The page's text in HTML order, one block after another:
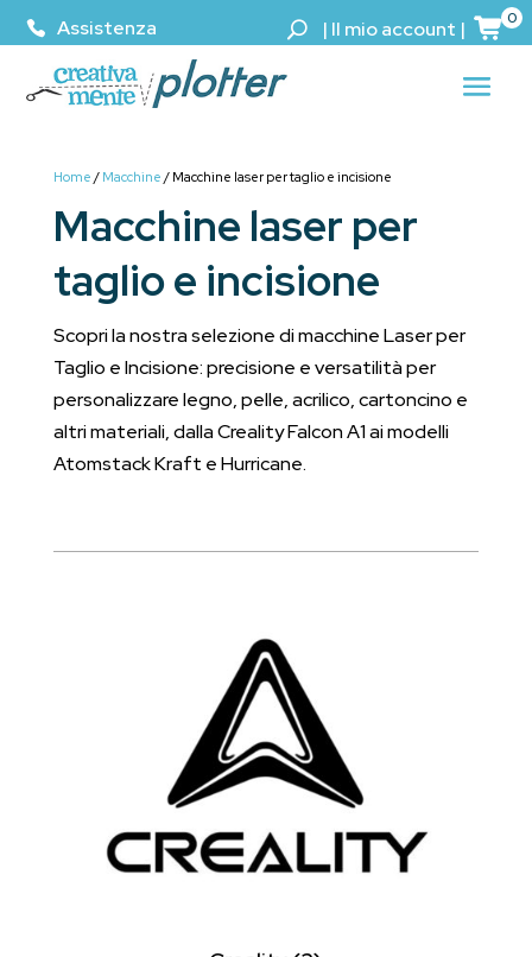
Assistenza | Il mio account | 0
Home / Macchine / Macchine laser per taglio e incisione
Macchine laser per
taglio e incisione
Scopri la nostra selezione di macchine Laser per
Taglio e Incisione: precisione e versatilità per
personalizzare legno, pelle, acrilico, cartoncino e
altri materiali, dalla Creality Falcon A1 ai modelli
Atomstack Kraft e Hurricane.